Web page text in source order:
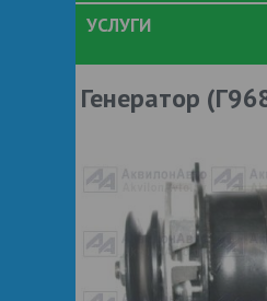
УСЛУГИ
Генератор